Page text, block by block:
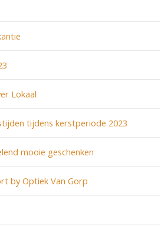
Lokaal
tijdens kerstperiode 2023
mooie geschenken
by Optiek Van Gorp